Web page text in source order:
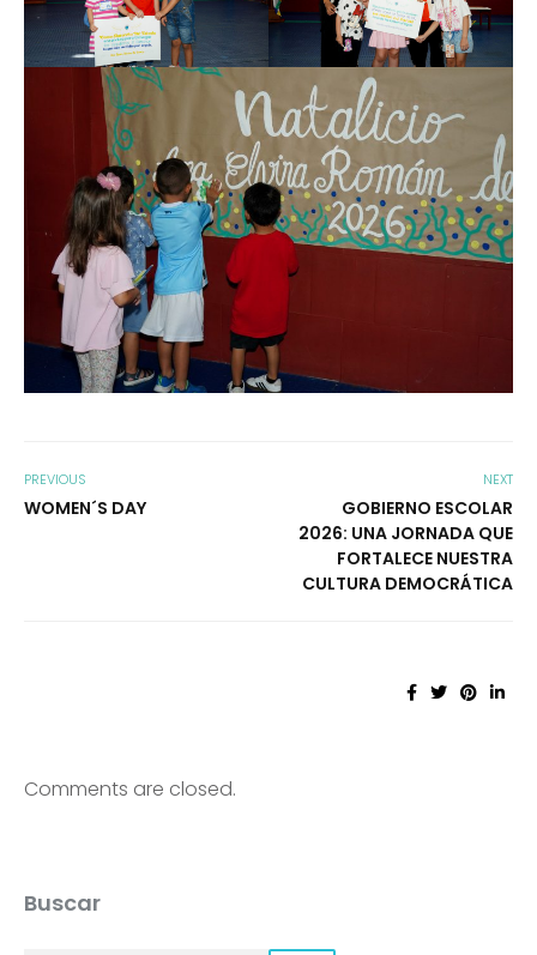
PREVIOUS
WOMEN´S DAY
NEXT
GOBIERNO ESCOLAR
2026: UNA JORNADA QUE
FORTALECE NUESTRA
CULTURA DEMOCRÁTICA
Comments are closed.
Buscar